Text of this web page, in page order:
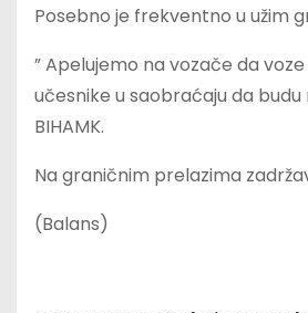
Posebno je frekventno u užim
” Apelujemo na vozače da
učesnike u saobraćaju da
BIHAMK.
Na graničnim prelazima
(Balans)